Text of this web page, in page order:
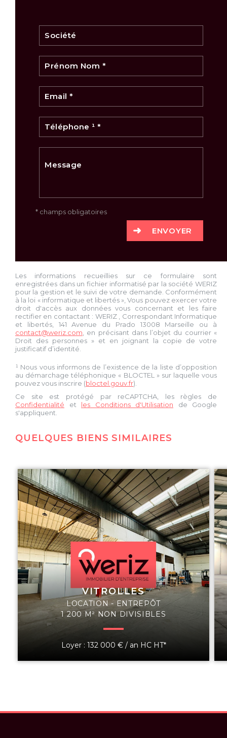
* champs obligatoires
ENVOYER
Les informations recueillies sur ce formulaire sont
enregistrées dans un fichier informatisé par la société WERIZ
pour la gestion et le suivi de votre demande. Conformément
à la loi « informatique et libertés », Vous pouvez exercer votre
droit d'accès aux données vous concernant et les faire
rectifier en contactant : WERIZ
, Correspondant Informatique
et libertés, 141 Avenue du Prado 13008 Marseille ou à
contact@weriz.com , en précisant dans l’objet du courrier «
Droit des personnes » et en joignant la copie de votre
justificatif d’identité.
¹ Nous vous informons de l’existence de la liste d’opposition
au démarchage téléphonique « BLOCTEL » sur laquelle vous
pouvez vous inscrire (bloctel.gouv.fr).
Ce site est protégé par reCAPTCHA, les règles de
Confidentialité et les Conditions d'Utilisation de Google
s'appliquent.
QUELQUES BIENS SIMILAIRES
VITROLLES
LOCATION - ENTREPÔT
1 200 M² NON DIVISIBLES
Loyer : 132 000 € / an HC HT*